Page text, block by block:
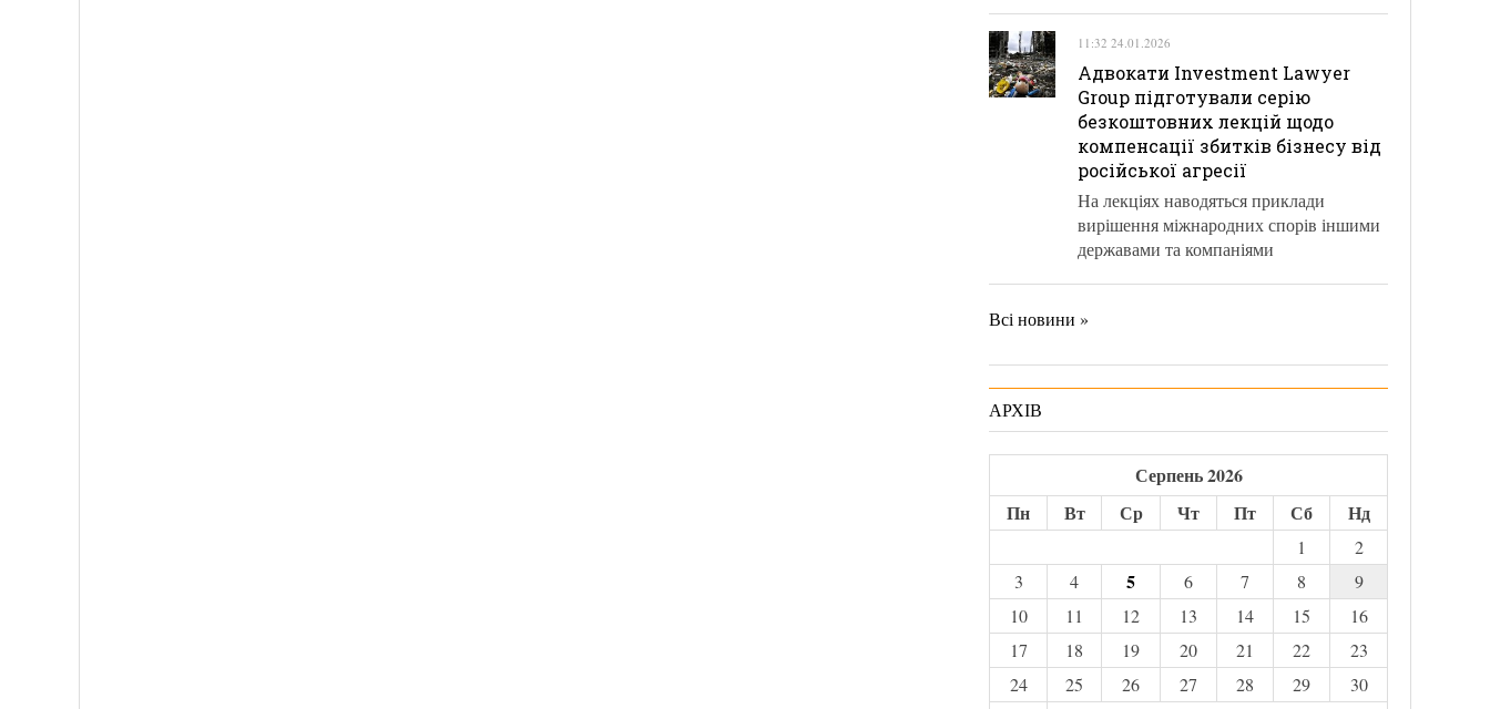
11:32 24.01.2026
Адвокати Investment Lawyer
Group підготували серію
безкоштовних лекцій щодо
компенсації збитків бізнесу від
російської агресії
На лекціях наводяться приклади
вирішення міжнародних спорів іншими
державами та компаніями
Всі новини »
АРХІВ
Серпень 2026
Пн
Вт Ср Чт Пт Сб Нд
1
2
3
4 5 6 7 8
9
10
11 12 13 14 15
16
17
18 19 20 21 22
23
24
25 26 27 28 29
30